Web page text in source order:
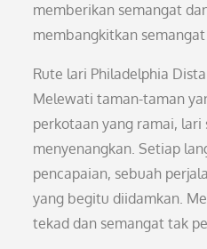
memberikan semangat
membangkitkan
Rute lari Philadelphia
Melewati taman-taman
perkotaan yang ramai, lari
menyenangkan. Setiap
pencapaian, sebuah
yang begitu diidamkan.
tekad dan semangat tak